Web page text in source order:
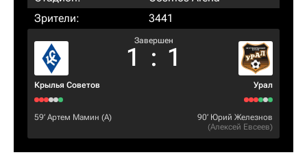
Зрители:
3441
Крылья Советов
Завершен
1 : 1
Урал
59‎’‎ Артем Мамин (А) 90‎’‎ Юрий Железнов
(Алексей Евсеев)